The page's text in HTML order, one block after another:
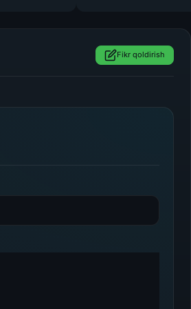
Fikr qoldirish